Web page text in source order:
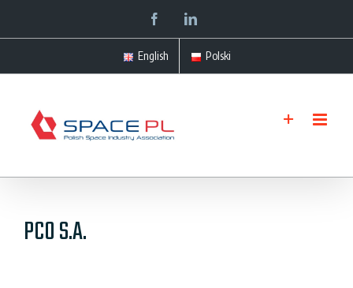
to
facebooklinkedin
English Polski
PCO S.A.